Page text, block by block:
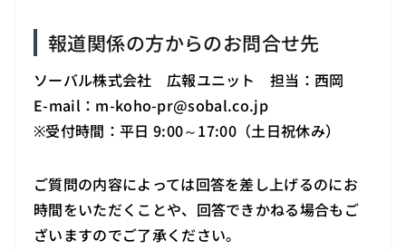
報道関係の方からのお問合せ先
ソーバル株式会社 広報ユニット 担当：西岡
E-mail：m-koho-pr@sobal.co.jp
※受付時間：平日 9:00～17:00（土日祝休み）
ご質問の内容によっては回答を差し上げるのにお
時間をいただくことや、回答できかねる場合もご
ざいますのでご了承ください。